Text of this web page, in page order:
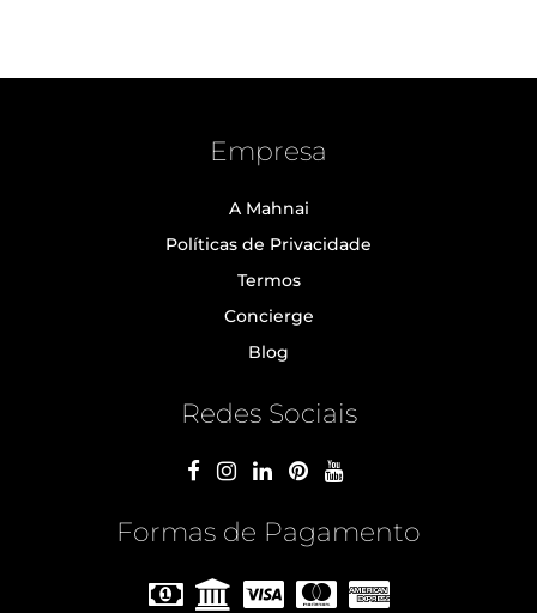
Empresa
A Mahnai
Políticas de Privacidade
Termos
Concierge
Blog
Redes Sociais
Formas de Pagamento